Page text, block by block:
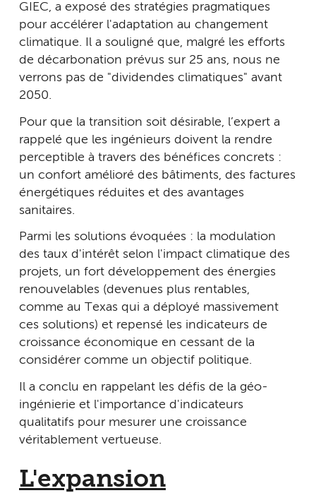
GIEC, a exposé des stratégies pragmatiques
pour accélérer l'adaptation au changement
climatique. Il a souligné que, malgré les efforts
de décarbonation prévus sur 25 ans, nous ne
verrons pas de "dividendes climatiques" avant
2050.
Pour que la transition soit désirable, l’expert a
rappelé que les ingénieurs doivent la rendre
perceptible à travers des bénéfices concrets :
un confort amélioré des bâtiments, des factures
énergétiques réduites et des avantages
sanitaires.
Parmi les solutions évoquées : la modulation
des taux d'intérêt selon l'impact climatique des
projets, un fort développement des énergies
renouvelables (devenues plus rentables,
comme au Texas qui a déployé massivement
ces solutions) et repensé les indicateurs de
croissance économique en cessant de la
considérer comme un objectif politique.
Il a conclu en rappelant les défis de la géo-
ingénierie et l'importance d'indicateurs
qualitatifs pour mesurer une croissance
véritablement vertueuse.
L'expansion